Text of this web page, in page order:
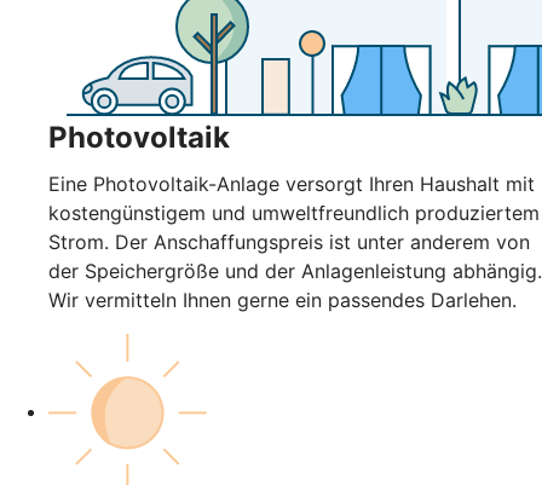
Photovoltaik
Eine Photovoltaik-Anlage versorgt Ihren Haushalt mit
kostengünstigem und umweltfreundlich produziertem
Strom. Der Anschaffungspreis ist unter anderem von
der Speichergröße und der Anlagenleistung abhängig.
Wir vermitteln Ihnen gerne ein passendes Darlehen.